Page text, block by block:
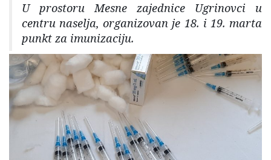
U prostoru Mesne zajednice Ugrinovci u
centru naselja, organizovan je 18. i 19. marta
punkt za imunizaciju.